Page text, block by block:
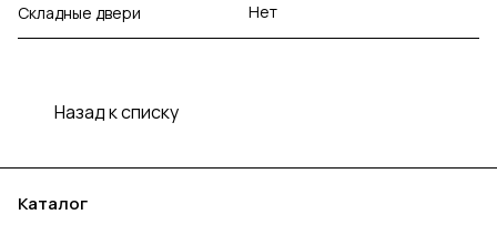
Складные двери Нет
Назад к списку
Каталог